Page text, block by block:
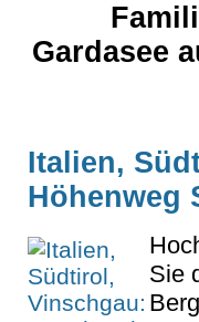
Gardasee
Italien,
Höhenweg
Sie